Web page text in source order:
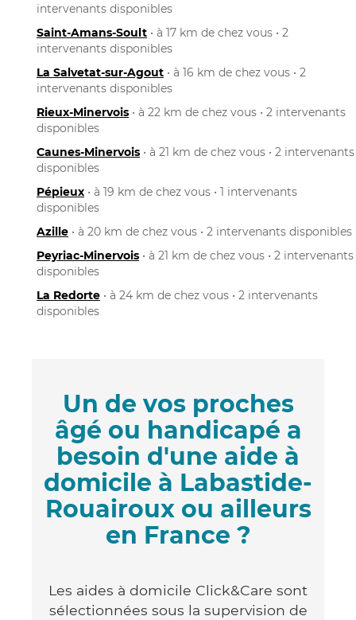
intervenants disponibles
Saint-Amans-Soult • à 17 km de chez vous • 2
intervenants disponibles
La Salvetat-sur-Agout • à 16 km de chez vous • 2
intervenants disponibles
Rieux-Minervois • à 22 km de chez vous • 2 intervenants
disponibles
Caunes-Minervois • à 21 km de chez vous • 2 intervenants
disponibles
Pépieux • à 19 km de chez vous • 1 intervenants
disponibles
Azille • à 20 km de chez vous • 2 intervenants disponibles
Peyriac-Minervois • à 21 km de chez vous • 2 intervenants
disponibles
La Redorte • à 24 km de chez vous • 2 intervenants
disponibles
Un de vos proches
âgé ou handicapé a
besoin d'une aide à
domicile à Labastide-
Rouairoux ou ailleurs
en France ?
Les aides à domicile Click&Care sont
sélectionnées sous la supervision de